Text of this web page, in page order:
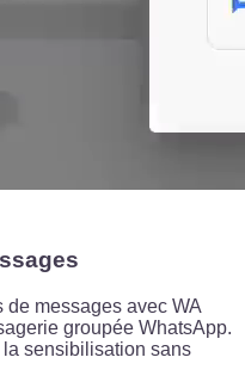
messages avec WA
groupée WhatsApp.
sensibilisation sans